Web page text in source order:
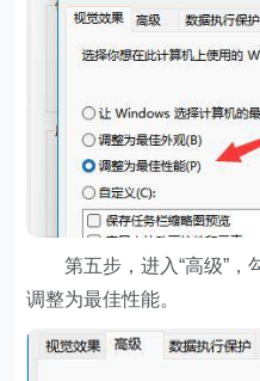
第五步，进入“高级”，勾
调整为最佳性能。